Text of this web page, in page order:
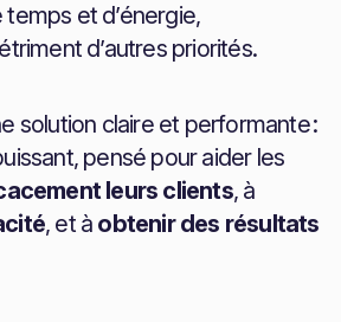
et d’énergie,
d’autres priorités.
solution claire et performante :
pensé pour aider les
leurs clients, à
, et à obtenir des résultats